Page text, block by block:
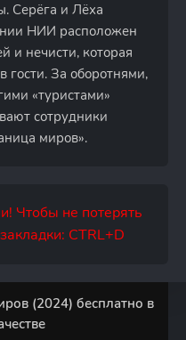
Серёга и Лёха
НИИ расположен
и нечисти, которая
гости. За оборотнями,
«туристами»
сотрудники
миров».
Чтобы не потерять
CTRL+D
(2024) бесплатно в